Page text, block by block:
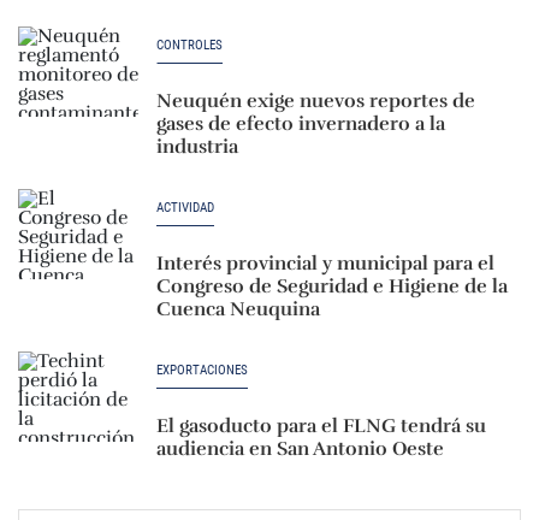
CONTROLES
Neuquén exige nuevos reportes de
gases de efecto invernadero a la
industria
ACTIVIDAD
Interés provincial y municipal para el
Congreso de Seguridad e Higiene de la
Cuenca Neuquina
EXPORTACIONES
El gasoducto para el FLNG tendrá su
audiencia en San Antonio Oeste